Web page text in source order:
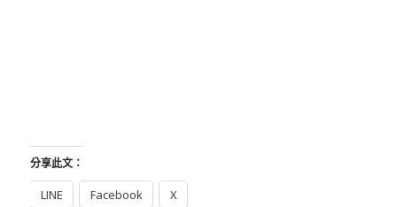
分享此文：
LINE Facebook X